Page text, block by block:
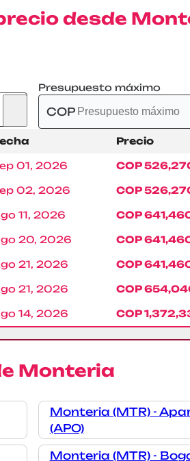
desde
Presupuesto máximo
COP
Precio
01, 2026 COP
02, 2026 COP
11, 2026 COP
20, 2026 COP
21, 2026 COP
21, 2026 COP
14, 2026 COP
Monteria
Monteria (MTR) -
(APO)
Monteria (MTR) -